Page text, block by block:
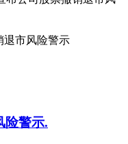
市风险警示
险警示.